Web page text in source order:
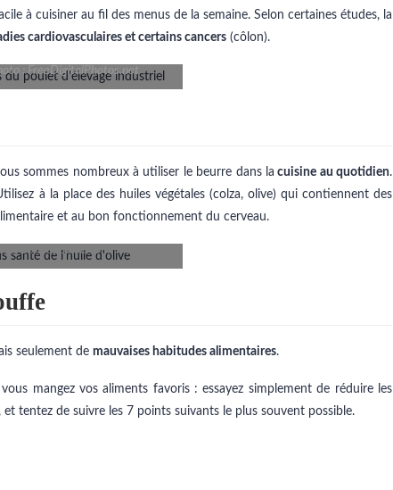
à cuisiner au fil des menus de la semaine. Selon certaines études, la
cardiovasculaires et certains cancers (côlon).
: FreeDigitalPhotos.net
sommes nombreux à utiliser le beurre dans la cuisine au quotidien.
à la place des huiles végétales (colza, olive) qui contiennent des
et au bon fonctionnement du cerveau.
Freepik
seulement de mauvaises habitudes alimentaires.
vous mangez vos aliments favoris : essayez simplement de réduire les
, et tentez de suivre les 7 points suivants le plus souvent possible.